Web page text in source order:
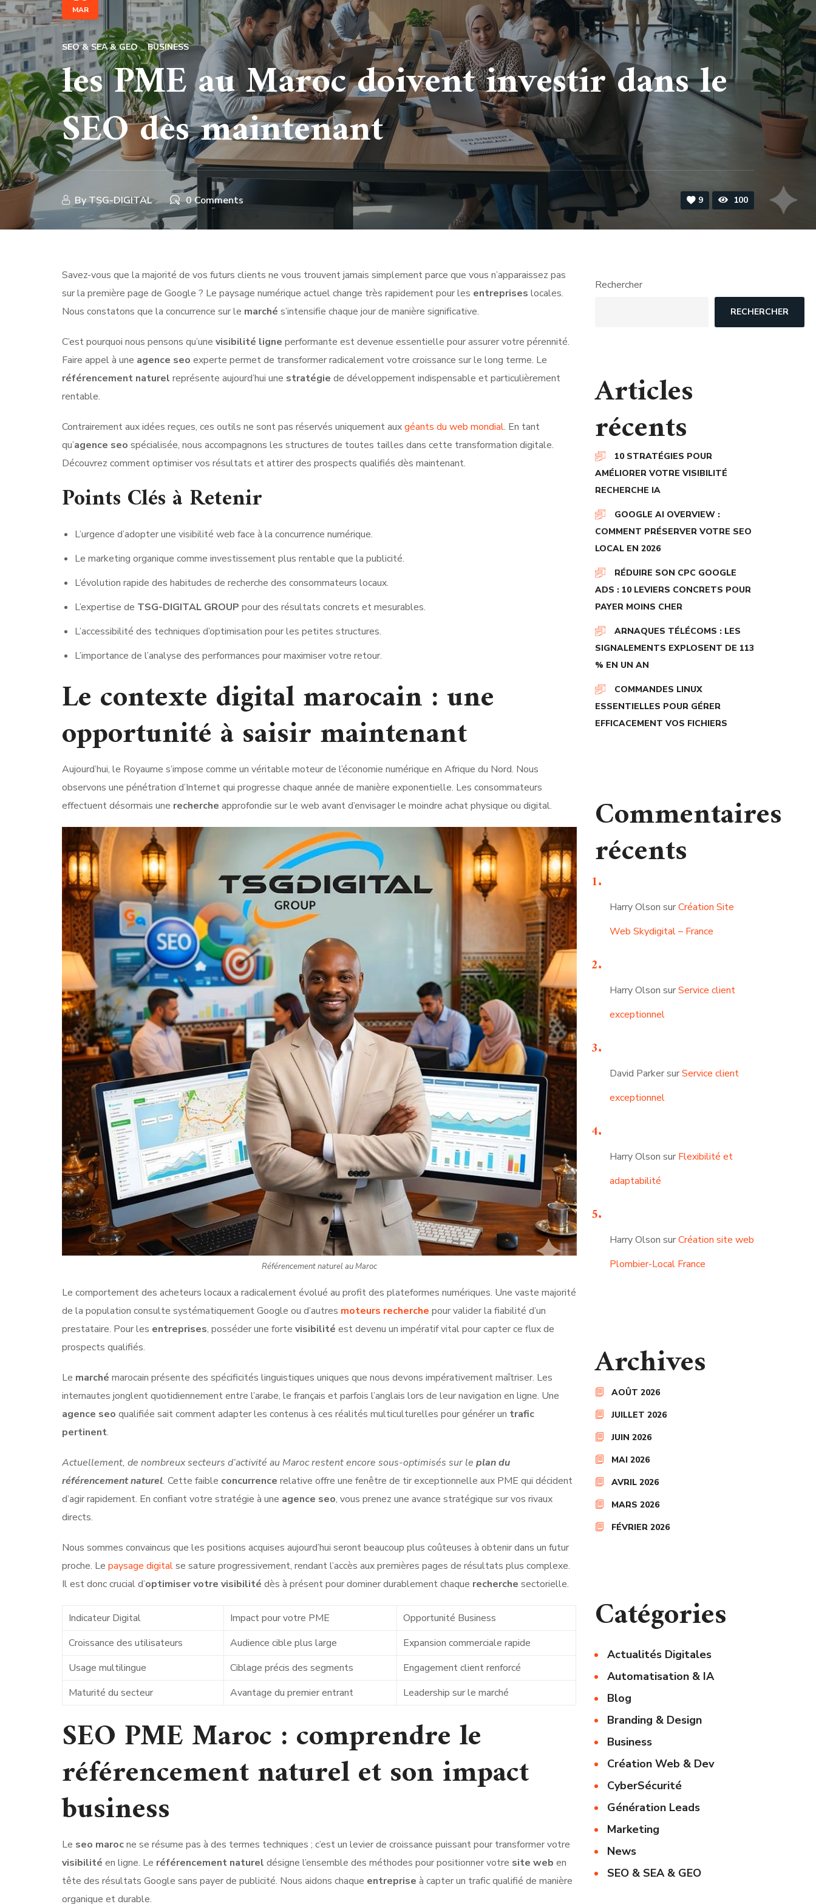
MAR
SEO & SEA & GEO BUSINESS
les PME au Maroc doivent investir dans le
SEO dès maintenant
ByTSG-DIGITAL 0 Comments 9 100
Savez-vous que la majorité de vos futurs clients ne vous trouvent jamais simplement parce que vous n’apparaissez pas
sur la première page de Google ? Le paysage numérique actuel change très rapidement pour les entreprises locales.
Nous constatons que la concurrence sur le marché s’intensifie chaque jour de manière significative.
C’est pourquoi nous pensons qu’une visibilité ligne performante est devenue essentielle pour assurer votre pérennité.
Faire appel à une agence seo experte permet de transformer radicalement votre croissance sur le long terme. Le
référencement naturel représente aujourd’hui une stratégie de développement indispensable et particulièrement
rentable.
Contrairement aux idées reçues, ces outils ne sont pas réservés uniquement auxgéants du web mondial. En tant
qu’agence seo spécialisée, nous accompagnons les structures de toutes tailles dans cette transformation digitale.
Découvrez comment optimiser vos résultats et attirer des prospects qualifiés dès maintenant.
Points Clés à Retenir
L’urgence d’adopter une visibilité web face à la concurrence numérique.
Le marketing organique comme investissement plus rentable que la publicité.
L’évolution rapide des habitudes de recherche des consommateurs locaux.
L’expertise de TSG-DIGITAL GROUP pour des résultats concrets et mesurables.
L’accessibilité des techniques d’optimisation pour les petites structures.
L’importance de l’analyse des performances pour maximiser votre retour.
Le contexte digital marocain : une
opportunité à saisir maintenant
Aujourd’hui, le Royaume s’impose comme un véritable moteur de l’économie numérique en Afrique du Nord. Nous
observons une pénétration d’Internet qui progresse chaque année de manière exponentielle. Les consommateurs
effectuent désormais une recherche approfondie sur le web avant d’envisager le moindre achat physique ou digital.
Référencement naturel au Maroc
Le comportement des acheteurs locaux a radicalement évolué au profit des plateformes numériques. Une vaste majorité
de la population consulte systématiquement Google ou d’autres moteurs recherche pour valider la fiabilité d’un
prestataire. Pour les entreprises, posséder une forte visibilité est devenu un impératif vital pour capter ce flux de
prospects qualifiés.
Le marché marocain présente des spécificités linguistiques uniques que nous devons impérativement maîtriser. Les
internautes jonglent quotidiennement entre l’arabe, le français et parfois l’anglais lors de leur navigation en ligne. Une
agence seo qualifiée sait comment adapter les contenus à ces réalités multiculturelles pour générer un trafic
pertinent.
Actuellement, de nombreux secteurs d’activité au Maroc restent encore sous-optimisés sur le plan du
référencement naturel. Cette faible concurrence relative offre une fenêtre de tir exceptionnelle aux PME qui décident
d’agir rapidement. En confiant votre stratégie à une agence seo, vous prenez une avance stratégique sur vos rivaux
directs.
Nous sommes convaincus que les positions acquises aujourd’hui seront beaucoup plus coûteuses à obtenir dans un futur
proche. Le paysage digitalse sature progressivement, rendant l’accès aux premières pages de résultats plus complexe.
Il est donc crucial d’optimiser votre visibilité dès à présent pour dominer durablement chaque recherche sectorielle.
Indicateur Digital Impact pour votre PME
Opportunité Business
Croissance des utilisateurs
Audience cible plus large
Expansion commerciale rapide
Usage multilingue
Ciblage précis des segments
Engagement client renforcé
Maturité du secteur
Avantage du premier entrant Leadership sur le marché
SEO PME Maroc : comprendre le
référencement naturel et son impact
business
Le seo marocne se résume pas à des termes techniques ; c’est un levier de croissance puissant pour transformer votre
visibilité en ligne. Le référencement naturel désigne l’ensemble des méthodes pour positionner votre site web en
tête des résultats Google sans payer de publicité. Nous aidons chaque entreprise à capter un trafic qualifié de manière
organique et durable.
Rechercher
RECHERCHER
Articles
récents
10 STRATÉGIES POUR
AMÉLIORER VOTRE VISIBILITÉ
RECHERCHE IA
GOOGLE AI OVERVIEW :
COMMENT PRÉSERVER VOTRE SEO
LOCAL EN 2026
RÉDUIRE SON CPC GOOGLE
ADS : 10 LEVIERS CONCRETS POUR
PAYER MOINS CHER
ARNAQUES TÉLÉCOMS : LES
SIGNALEMENTS EXPLOSENT DE 113
% EN UN AN
COMMANDES LINUX
ESSENTIELLES POUR GÉRER
EFFICACEMENT VOS FICHIERS
Commentaires
récents
Harry Olson surCréation Site
Web Skydigital – France
Harry Olson surService client
exceptionnel
David ParkersurService client
exceptionnel
Harry Olson sur Flexibilité et
adaptabilité
Harry Olson surCréation site web
Plombier-Local France
Archives
AOÛT 2026
JUILLET 2026
JUIN 2026
MAI 2026
AVRIL 2026
MARS 2026
FÉVRIER 2026
Catégories
Actualités Digitales
Automatisation & IA
Blog
Branding & Design
Business
Création Web & Dev
CyberSécurité
Génération Leads
Marketing
News
SEO & SEA & GEO